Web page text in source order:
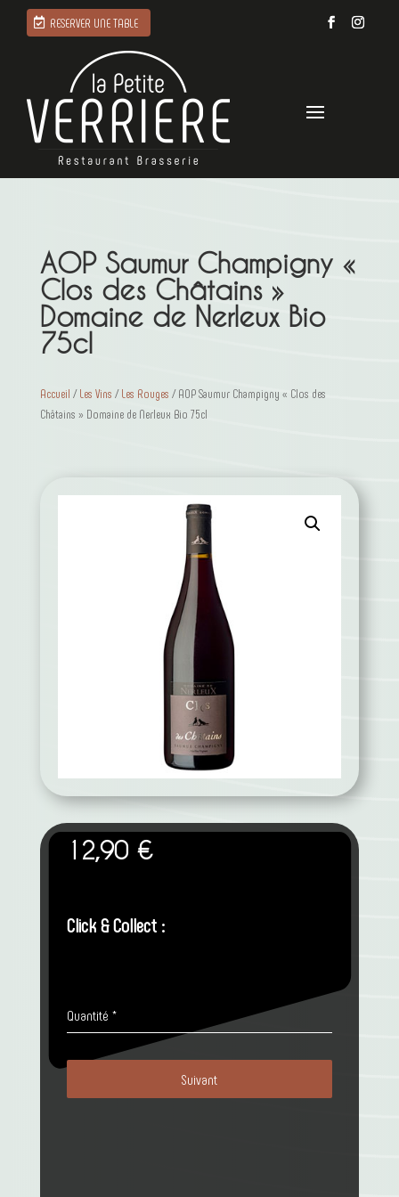
RESERVER UNE TABLE
AOP Saumur Champigny «
Clos des Châtains »
Domaine de Nerleux Bio
75cl
Accueil /Les Vins /Les Rouges / AOP Saumur Champigny « Clos des
Châtains » Domaine de Nerleux Bio 75cl
12,90 €
Click & Collect :
Quantité *
Suivant